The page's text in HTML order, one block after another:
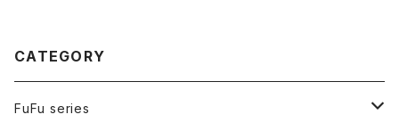
CATEGORY
FuFu series